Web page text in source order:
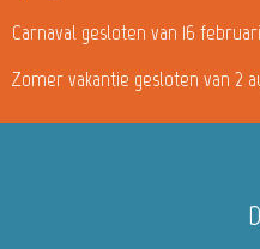
Carnaval gesloten van 16
Zomer vakantie gesloten van 2